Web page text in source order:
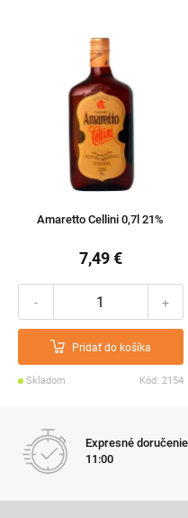
Amaretto Cellini 0,7l 21%
7,49 €
- +
Pridať do košíka
Skladom Kód: 2154
Expresné doručenie
11:00